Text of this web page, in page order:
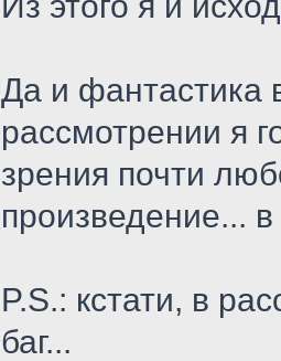
Да и фантастика
рассмотрении я
зрения почти
произведение...
P.S.: кстати, в
баг...